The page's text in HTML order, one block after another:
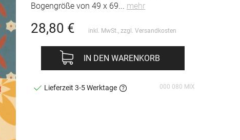
Bogengröße von 49 x 69... mehr
28,80 € inkl. MwSt., zzgl. Versandkosten
IN DEN WARENKORB
Lieferzeit 3-5 Werktage 000 080 MIX